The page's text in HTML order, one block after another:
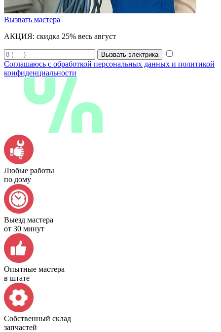
Вызвать мастера
АКЦИЯ: скидка 25% весь август
Вызвать электрика
Соглашаюсь с обработкой персональных данных и политикой
конфиденциальности
Любые работы
по дому
Выезд мастера
от 30 минут
Опытные мастера
в штате
Собственный склад
запчастей